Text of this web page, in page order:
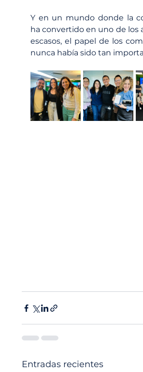
Y en un mundo donde la
ha convertido en uno de los
escasos, el papel de los
nunca había sido tan
Entradas recientes